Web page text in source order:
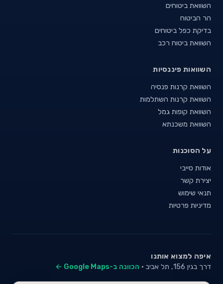
השוואת ביטוחים
הר הביטוח
בדיקת כפל ביטוחים
השוואת ביטוח רכב
השוואות פיננסיות
השוואת קרנות פנסיה
השוואת קרנות השתלמות
השוואת קופות גמל
השוואת משכנתא
על הסוכנות
אודות סייבי
יצירת קשר
תנאי שימוש
מדיניות פרטיות
איפה למצוא אותנו
דרך בגין 156, תל אביב · הכוונה ב-Google Maps ←